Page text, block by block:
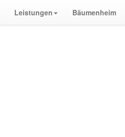
Leistungen Bäumenheim